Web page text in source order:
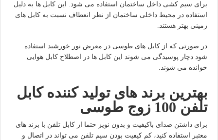
برای سیم کشی داخل ساختمان استفاده می شود. این کابل ها به دلیل
استفاده در محیط داخلی ساختمان از نظر انعطاف نسبت به کابل های
زمینی بهتر هستند.
در صورتی که از کابل های طوسی در معرض نور خورشید استفاده
شود دچار پوسیدگی می شوند این کابل ها در اصطلاح کابل هوایی
خوانده می شوند.
بهترین برند های تولید کننده کابل
تلفن 100 زوج طوسی
برای داشتن صدای باکیفیت و بدون نویز حتما از کابل تلفن با برند های
معتبر استفاده کنید، کم کیفیت بودن سیم تلفن می تواند در اتصال و